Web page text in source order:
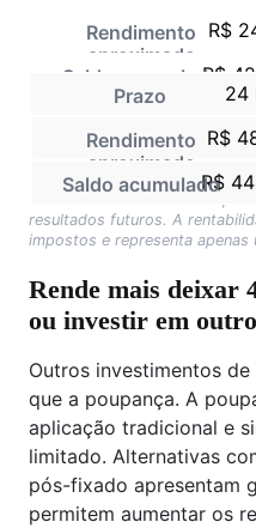
R$
R$
24
R$
R$
resultados futuros. A
impostos e representa apenas
Rende mais deixar
ou investir em
Outros investimentos
que a poupança. A
aplicação tradicional e
limitado. Alternativas
pós-fixado apresentam
permitem aumentar os